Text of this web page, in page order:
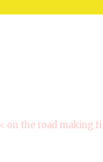
on the road making